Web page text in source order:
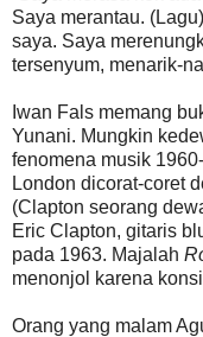
Saya merantau.
saya. Saya
tersenyum, menarik-
Iwan Fals memang
Yunani. Mungkin
fenomena musik
London dicorat-coret
(Clapton seorang
Eric Clapton, gitaris
pada 1963. Majalah
menonjol karena
Orang yang malam